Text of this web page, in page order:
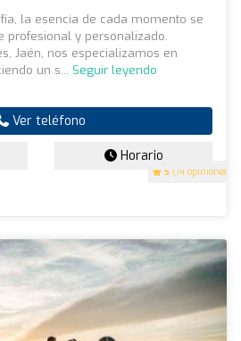
5 (14 opiniones)
la esencia de cada momento se
profesional y personalizado.
Jaén, nos especializamos en
un s... Seguir leyendo
Ver teléfono
Horario